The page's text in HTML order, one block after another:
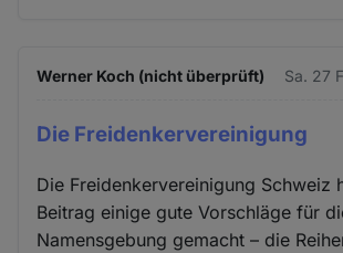
Werner Koch (nicht überprüft) Sa. 27
Die Freidenkervereinigung
Die Freidenkervereinigung Schweiz
Beitrag einige gute Vorschläge für
Namensgebung gemacht – die